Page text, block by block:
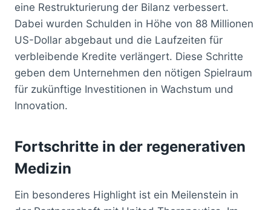
eine Restrukturierung der Bilanz verbessert.
Dabei wurden Schulden in Höhe von 88 Millionen
US-Dollar abgebaut und die Laufzeiten für
verbleibende Kredite verlängert. Diese Schritte
geben dem Unternehmen den nötigen Spielraum
für zukünftige Investitionen in Wachstum und
Innovation.
Fortschritte in der regenerativen
Medizin
Ein besonderes Highlight ist ein Meilenstein in